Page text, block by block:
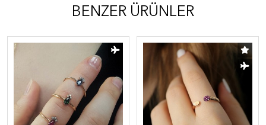
BENZER ÜRÜNLER